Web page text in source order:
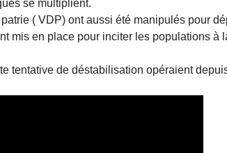
se multiplient.
( VDP) ont aussi été manipulés pour
mis en place pour inciter les populations à
tentative de déstabilisation opéraient